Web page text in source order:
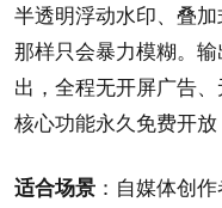
半透明浮动水印、叠
那样只会暴力模糊。
出，全程无开屏广告
核心功能永久免费开放
适合场景 ：自媒体创